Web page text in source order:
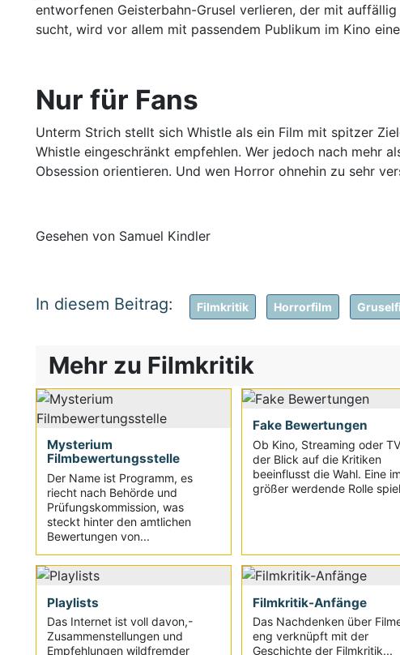
entworfenen Geisterbahn-Grusel verlieren, der mit
sucht, wird vor allem mit passendem Publikum im Kino
Nur für Fans
Unterm Strich stellt sich Whistle als ein Film mit spitzer
Whistle eingeschränkt empfehlen. Wer jedoch nach mehr
Obsession orientieren. Und wen Horror ohnehin zu sehr
Gesehen von Samuel Kindler
Filmkritik Horrorfilm
Mehr zu Filmkritik
Mysterium
Filmbewertungsstelle
Der Name ist Programm, es
riecht nach Behörde und
Prüfungskommission, was
steckt hinter den amtlichen
Bewertungen von...
Fake Bewertungen
Ob Kino, Streaming oder
der Blick auf die Kritiken
beeinflusst die Wahl. Eine
größer werdende Rolle
Playlists
Das Internet ist voll davon,-
Zusammenstellungen und
Empfehlungen wildfremder
Filmkritik-Anfänge
Das Nachdenken über
eng verknüpft mit der
Geschichte der Filmkritik...